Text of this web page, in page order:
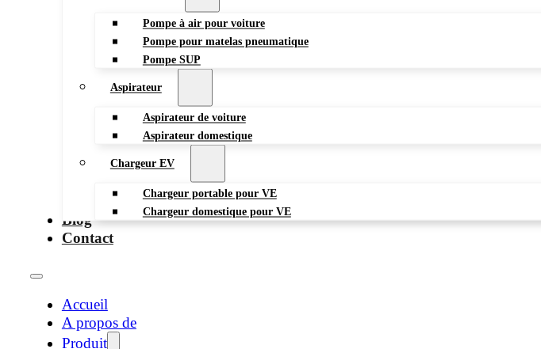
Pompe à air pour voiture
Pompe pour matelas pneumatique
Pompe SUP
Aspirateur
Aspirateur de voiture
Aspirateur domestique
Chargeur EV
Chargeur portable pour VE
Chargeur domestique pour VE
Blog
Contact
Accueil
A propos de
Produit